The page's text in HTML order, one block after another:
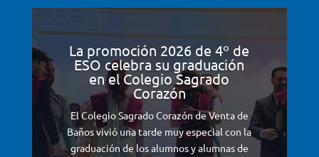
La promoción 2026 de 4º de
ESO celebra su graduación
en el Colegio Sagrado
Corazón
El Colegio Sagrado Corazón de Venta de
Baños vivió una tarde muy especial con la
graduación de los alumnos y alumnas de